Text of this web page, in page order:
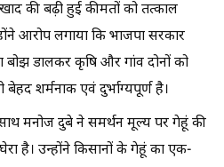
की बढ़ी हुई कीमतों को तत्काल
आरोप लगाया कि भाजपा सरकार
बोझ डालकर कृषि और गांव दोनों को
शर्मनाक एवं दुर्भाग्यपूर्ण है।
मनोज दुबे ने समर्थन मूल्य पर गेहूं की
है। उन्होंने किसानों के गेहूं का एक-